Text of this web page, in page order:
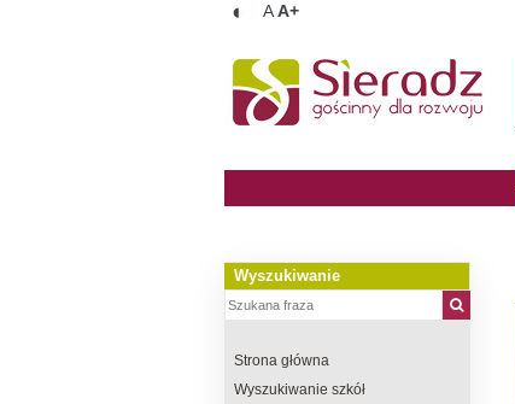
◐ A A+
Wyszukiwanie
Strona główna
Wyszukiwanie szkół